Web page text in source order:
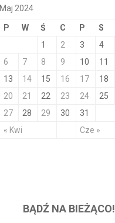
Maj 2024
P W Ś C P S
« Kwi Cze »
1 2 3 4
6
7 8 9 10 11
13
14 15 16 17 18
20
21 22 23 24 25
27
28 29 30 31
BĄDŹ NA BIEŻĄCO!